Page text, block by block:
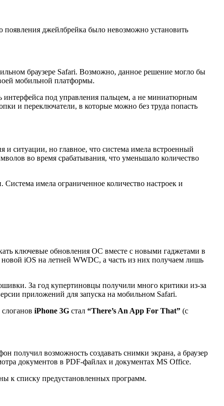
появления джейлбрейка было невозможно установить
браузере Safari. Возможно, данное решение могло бы
мобильной платформы.
интерфейса под управления пальцем, а не миниатюрным
и переключатели, в которые можно без труда попасть
ситуации, но главное, что система имела встроенный
во время срабатывания, что уменьшало количество
имела ограниченное количество настроек и
ключевые обновления ОС вместе с новыми гаджетами в
iOS на летней WWDC, а часть из них получаем лишь
За год купертиновцы получили много критики из-за
приложений для запуска на мобильном Safari.
iPhone 3G стал “There’s An App For That” (с
получил возможность создавать снимки экрана, а браузер
документов в PDF-файлах и документах MS Office.
к списку предустановленных программ.